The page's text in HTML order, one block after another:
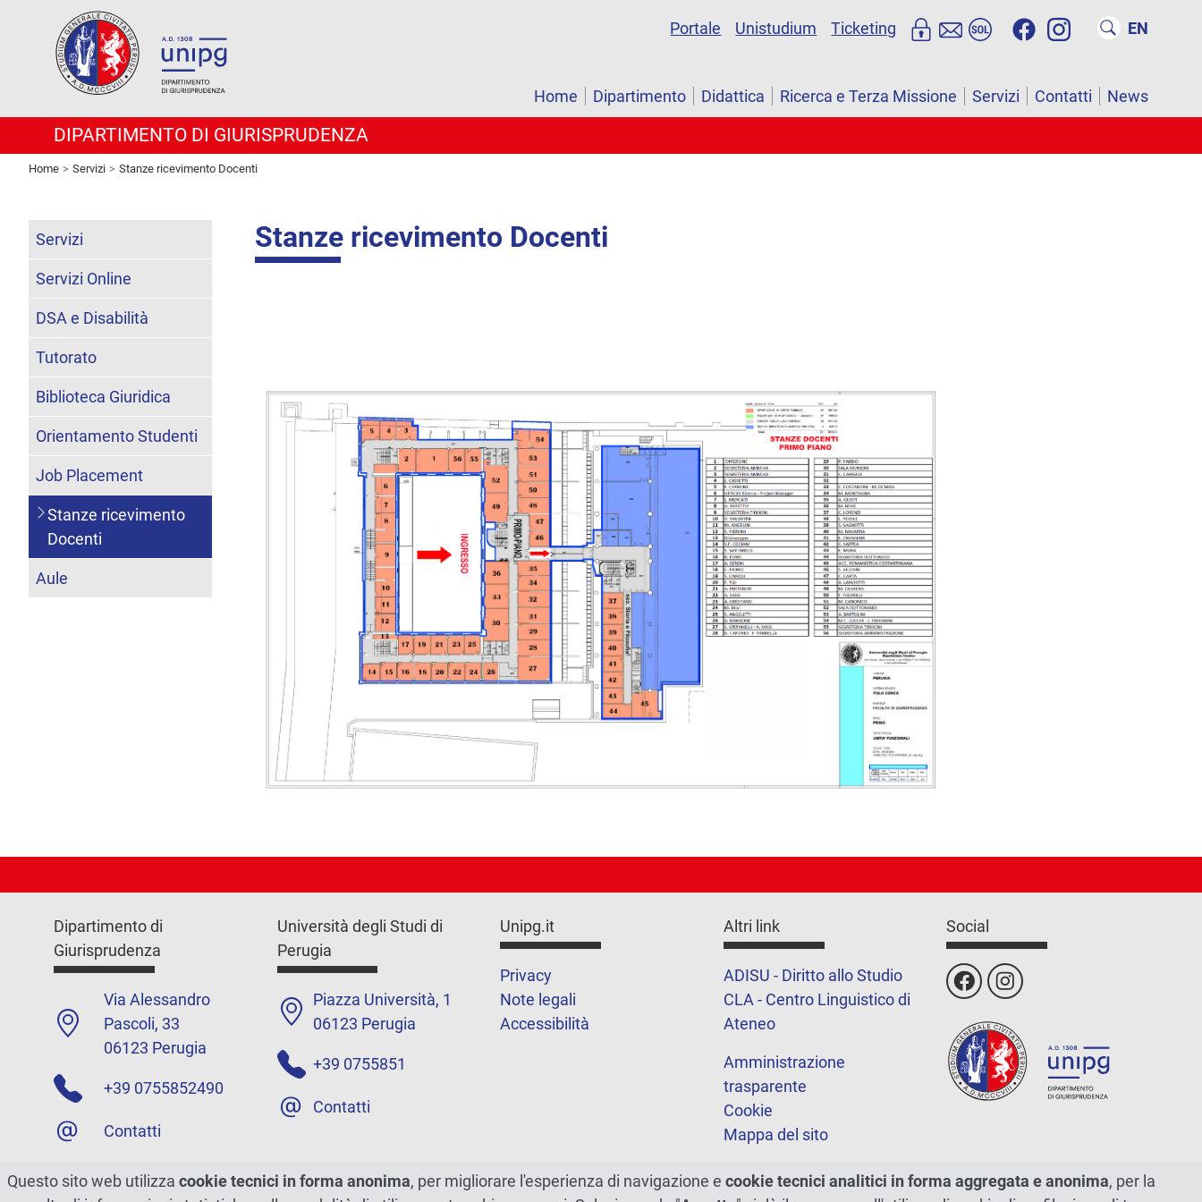
Portale Unistudium Ticketing EN
Home Dipartimento Didattica Ricerca e Terza Missione Servizi Contatti News
DIPARTIMENTO DI GIURISPRUDENZA
Home Servizi Stanze ricevimento Docenti
Stanze ricevimento Docenti
Servizi
Servizi Online
DSA e Disabilità
Tutorato
Biblioteca Giuridica
Orientamento Studenti
Job Placement
Stanze ricevimento
Docenti
Aule
Dipartimento di
Giurisprudenza
Via Alessandro
Pascoli, 33
06123 Perugia
+39 0755852490
Contatti
PEC:
dipartimento.giuris@c
ert.unipg.it
Università degli Studi di
Perugia
Piazza Università, 1
06123 Perugia
+39 0755851
Contatti
Unipg.it
Privacy
Note legali
Accessibilità
Altri link
ADISU - Diritto allo Studio
CLA - Centro Linguistico di
Ateneo
Amministrazione
trasparente
Cookie
Mappa del sito
Social
Questo sito web utilizza cookie tecnici in forma anonima, per migliorare l'esperienza di navigazione e cookie tecnici analitici in forma aggregata e anonima, per la